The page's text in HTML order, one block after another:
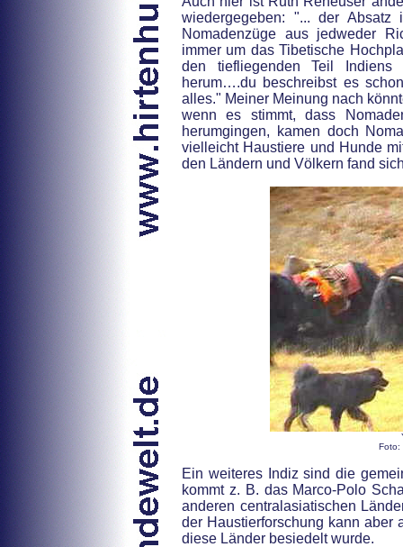
wiedergegeben: "... der Absatz
Nomadenzüge aus jedweder
immer um das Tibetische
den tiefliegenden Teil
herum….du beschreibst es
alles." Meiner Meinung nach
wenn es stimmt, dass
herumgingen, kamen doch
vielleicht Haustiere und Hunde
den Ländern und Völkern fand
Foto:
Ein weiteres Indiz sind die
kommt z. B. das Marco-Polo
anderen centralasiatischen
der Haustierforschung kann aber
diese Länder besiedelt wurde.